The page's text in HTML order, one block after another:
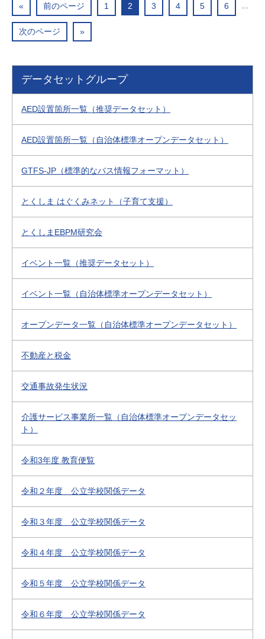
« 前のページ 1 2 3 4 5 6 ...
次のページ »
データセットグループ
AED設置箇所一覧（推奨データセット）
AED設置箇所一覧（自治体標準オープンデータセット）
GTFS-JP（標準的なバス情報フォーマット）
とくしま はぐくみネット（子育て支援）
とくしまEBPM研究会
イベント一覧（推奨データセット）
イベント一覧（自治体標準オープンデータセット）
オープンデータ一覧（自治体標準オープンデータセット）
不動産と税金
交通事故発生状況
介護サービス事業所一覧（自治体標準オープンデータセッ
ト）
令和3年度 教育便覧
令和２年度 公立学校関係データ
令和３年度 公立学校関係データ
令和４年度 公立学校関係データ
令和５年度 公立学校関係データ
令和６年度 公立学校関係データ